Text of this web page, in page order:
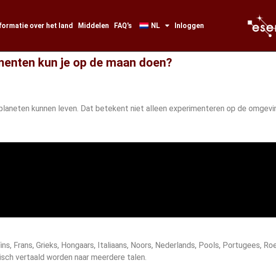
over het land Middelen FAQ's NL Inloggen
kun je op de maan doen?
kunnen leven. Dat betekent niet alleen experimenteren op de
Frans, Grieks, Hongaars, Italiaans, Noors, Nederlands, Pools, Portugees,
vertaald worden naar meerdere talen.